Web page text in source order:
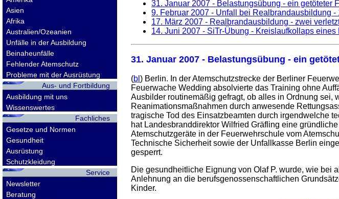
Asien
Afrika
Australien/Ozeanien
Unfälle in der Ausbildung
Beinaheunfälle
Fehlender Atemschutz
Probleme mit der Ausrüstung
Aus- und Fortbildung
Ausbildung mit uns
Wissenswertes
Fachliches
Gesetze und Normen
Gesundheit
Ausrüstung
Schutzkleidung
Service
Newsletter
Beratung
31. Januar 2007 - Belastungsübung - ein getöteter
9. Februar 2007 - Unfall bei Realbrandausbildung -
17. März 2007 - Realbrandausbildung - zwei
14. Juni 2007 - SiTr-Übung - Kreislaufkollaps eines
31. Januar 2007 - Belastungsübung - ein
(bl ) Berlin. In der Atemschutzstrecke der Berliner
Feuerwache Wedding absolvierte das Training ohne
Ausbilder routinemäßig gefragt, ob alles in Ordnung sei,
Reanimationsmaßnahmen durch anwesende
tragische Tod des Einsatzbeamten durch irgendwelche
hat Landesbranddirektor Wilfried Gräfling eine
Atemschutzgeräte in der Feuerwehrschule vom
Technische Sicherheit sowie der Unfallkasse Berlin
gesperrt.
Die gesundheitliche Eignung von Olaf P. wurde, wie bei
Anlehnung an die berufsgenossenschaftlichen
Kinder.